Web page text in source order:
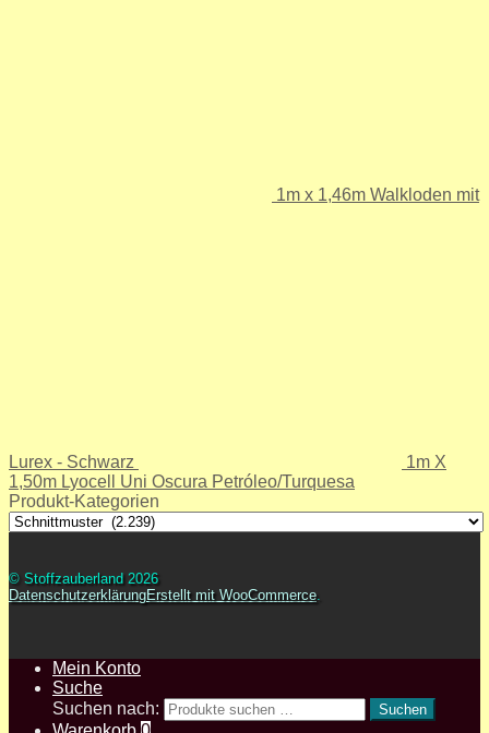
1m x 1,46m Walkloden mit
Lurex - Schwarz
1m X
1,50m Lyocell Uni Oscura Petróleo/Turquesa
Produkt-Kategorien
© Stoffzauberland 2026
DatenschutzerklärungErstellt mit WooCommerce.
Mein Konto
Suche
Suchen nach:
Suchen